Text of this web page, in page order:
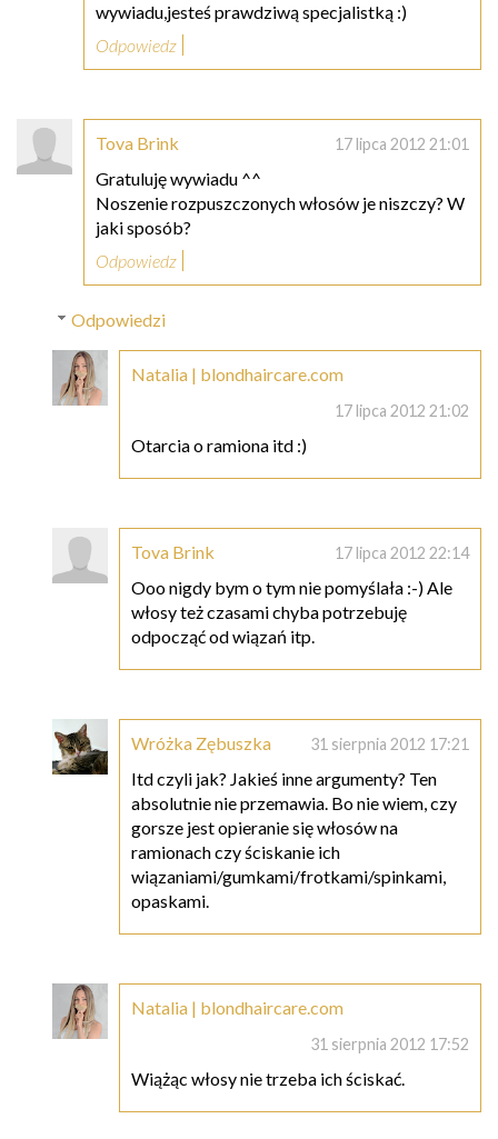
wywiadu,jesteś prawdziwą specjalistką :)
Odpowiedz
Tova Brink 17 lipca 2012 21:01
Gratuluję wywiadu ^^
Noszenie rozpuszczonych włosów je niszczy? W
jaki sposób?
Odpowiedz
Odpowiedzi
Natalia | blondhaircare.com
17 lipca 2012 21:02
Otarcia o ramiona itd :)
Tova Brink 17 lipca 2012 22:14
Ooo nigdy bym o tym nie pomyślała :-) Ale
włosy też czasami chyba potrzebuję
odpocząć od wiązań itp.
Wróżka Zębuszka 31 sierpnia 2012 17:21
Itd czyli jak? Jakieś inne argumenty? Ten
absolutnie nie przemawia. Bo nie wiem, czy
gorsze jest opieranie się włosów na
ramionach czy ściskanie ich
wiązaniami/gumkami/frotkami/spinkami,
opaskami.
Natalia | blondhaircare.com
31 sierpnia 2012 17:52
Wiążąc włosy nie trzeba ich ściskać.